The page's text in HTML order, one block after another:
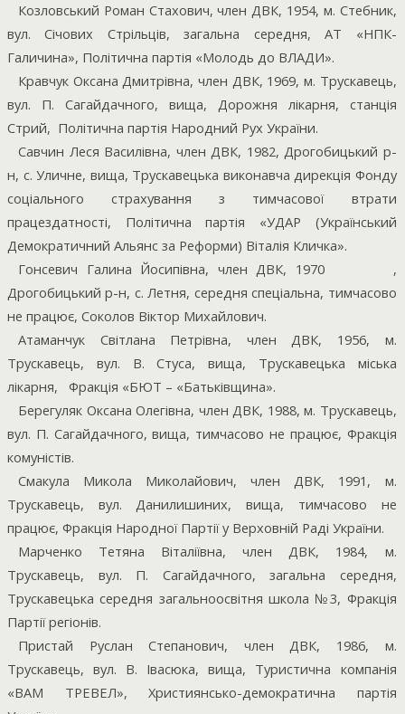
Козловський Роман Стахович, член ДВК, 1954, м. Стебник,
вул. Січових Стрільців, загальна середня, АТ «НПК-
Галичина», Політична партія «Молодь до ВЛАДИ».
Кравчук Оксана Дмитрівна, член ДВК, 1969, м. Трускавець,
вул. П. Сагайдачного, вища, Дорожня лікарня, станція
Стрий, Політична партія Народний Рух України.
Савчин Леся Василівна, член ДВК, 1982, Дрогобицький р-
н, с. Уличне, вища, Трускавецька виконавча дирекція Фонду
соціального страхування з тимчасової втрати
працездатності, Політична партія «УДАР (Український
Демократичний Альянс за Реформи) Віталія Кличка».
Гонсевич Галина Йосипівна, член ДВК, 1970
,
Дрогобицький р-н, с. Летня, середня спеціальна, тимчасово
не працює, Соколов Віктор Михайлович.
Атаманчук Світлана Петрівна, член ДВК, 1956, м.
Трускавець, вул. В. Стуса, вища, Трускавецька міська
лікарня,
Фракція «БЮТ – «Батьківщина».
Берегуляк Оксана Олегівна, член ДВК, 1988, м. Трускавець,
вул. П. Сагайдачного, вища, тимчасово не працює, Фракція
комуністів.
Смакула Микола Миколайович, член ДВК, 1991, м.
Трускавець, вул. Данилишиних, вища, тимчасово не
працює, Фракція Народної Партії у Верховній Раді України.
Марченко Тетяна Віталіївна, член ДВК, 1984, м.
Трускавець, вул. П. Сагайдачного, загальна середня,
Трускавецька середня загальноосвітня школа №3, Фракція
Партії регіонів.
Пристай Руслан Степанович, член ДВК, 1986, м.
Трускавець, вул. В. Івасюка, вища, Туристична компанія
«ВАМ ТРЕВЕЛ», Християнсько-демократична партія